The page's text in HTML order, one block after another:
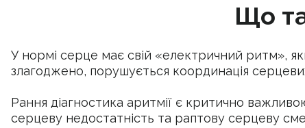
Що
У нормі серце має свій «електричний ритм»,
злагоджено, порушується координація
Рання діагностика аритмії є критично
серцеву недостатність та раптову серцеву